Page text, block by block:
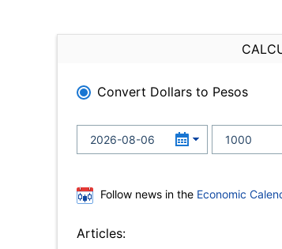
Convert Dollars to Pesos
Follow news in the Economic
Articles: